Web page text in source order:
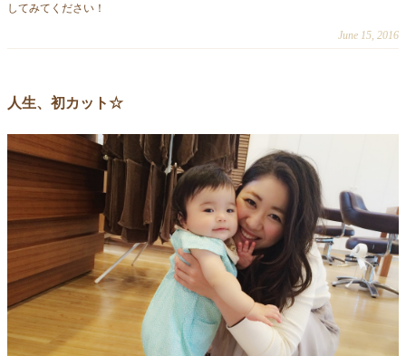
してみてください！
June 15, 2016
人生、初カット☆